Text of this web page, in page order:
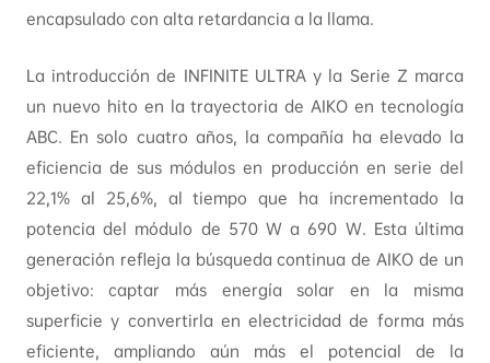
encapsulado con alta retardancia a la llama.
La introducción de INFINITE ULTRA y la Serie Z marca
un nuevo hito en la trayectoria de AIKO en tecnología
ABC. En solo cuatro años, la compañía ha elevado la
eficiencia de sus módulos en producción en serie del
22,1% al 25,6%, al tiempo que ha incrementado la
potencia del módulo de 570 W a 690 W. Esta última
generación refleja la búsqueda continua de AIKO de un
objetivo: captar más energía solar en la misma
superficie y convertirla en electricidad de forma más
eficiente, ampliando aún más el potencial de la